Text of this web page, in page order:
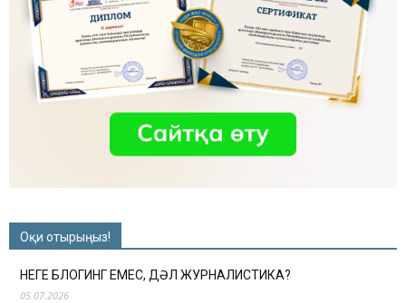
Оқи отырыңыз!
НЕГЕ БЛОГИНГ ЕМЕС, ДӘЛ ЖУРНАЛИСТИКА?
05.07.2026